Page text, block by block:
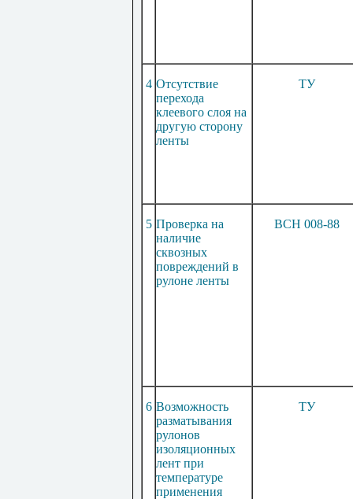
4 Отсутствие
перехода
клеевого слоя на
другую сторону
ленты
ТУ
5 Проверка на
наличие
сквозных
повреждений в
рулоне ленты
ВСН 008-88
6 Возможность
разматывания
рулонов
изоляционных
лент при
температуре
применения
ТУ